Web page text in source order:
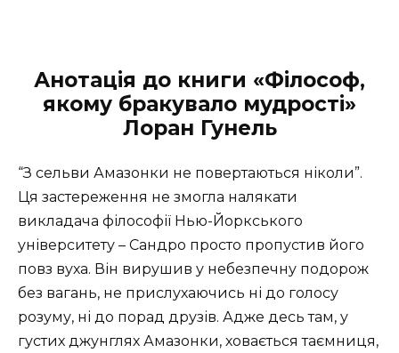
Анотація до книги «Філософ,
якому бракувало мудрості»
Лоран Гунель
“З сельви Амазонки не повертаються ніколи”.
Ця застереження не змогла налякати
викладача філософії Нью-Йоркського
університету – Сандро просто пропустив його
повз вуха. Він вирушив у небезпечну подорож
без вагань, не прислухаючись ні до голосу
розуму, ні до порад друзів. Адже десь там, у
густих джунглях Амазонки, ховається таємниця,